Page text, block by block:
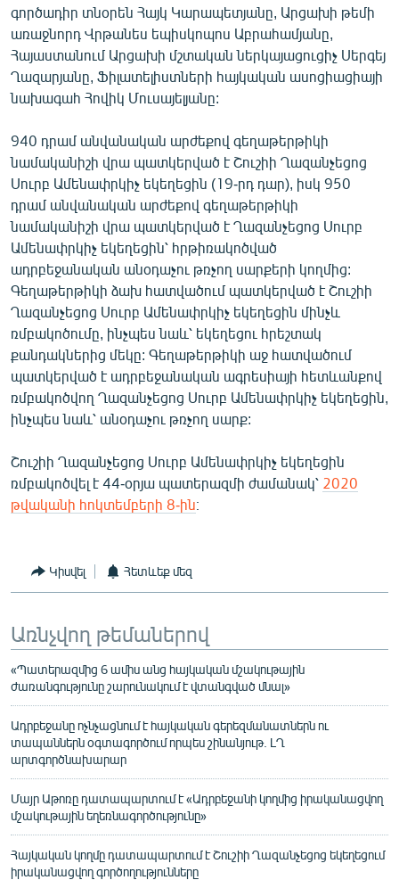
Русский
ՀԵՏԵՎԵՔ ՄԵԶ
«Ազատության» բոլոր կայքերը
գործադիր տնօրեն Հայկ Կարապետյանը, Արցախի թեմի
առաջնորդ Վրթանես եպիսկոպոս Աբրահամյանը,
Հայաստանում Արցախի մշտական ներկայացուցիչ Սերգեյ
Ղազարյանը, Ֆիլատելիստների հայկական ասոցիացիայի
նախագահ Հովիկ Մուսայելյանը:
940 դրամ անվանական արժեքով գեղաթերթիկի
նամականիշի վրա պատկերված է Շուշիի Ղազանչեցոց
Սուրբ Ամենափրկիչ եկեղեցին (19-րդ դար), իսկ 950
դրամ անվանական արժեքով գեղաթերթիկի
նամականիշի վրա պատկերված է Ղազանչեցոց Սուրբ
Ամենափրկիչ եկեղեցին՝ հրթիռակոծված
ադրբեջանական անօդաչու թռչող սարքերի կողմից:
Գեղաթերթիկի ձախ հատվածում պատկերված է Շուշիի
Ղազանչեցոց Սուրբ Ամենափրկիչ եկեղեցին մինչև
ռմբակոծումը, ինչպես նաև՝ եկեղեցու հրեշտակ
քանդակներից մեկը: Գեղաթերթիկի աջ հատվածում
պատկերված է ադրբեջանական ագրեսիայի հետևանքով
ռմբակոծվող Ղազանչեցոց Սուրբ Ամենափրկիչ եկեղեցին,
ինչպես նաև՝ անօդաչու թռչող սարք:
Շուշիի Ղազանչեցոց Սուրբ Ամենափրկիչ եկեղեցին
ռմբակոծվել է 44-օրյա պատերազմի ժամանակ՝ 2020
թվականի հոկտեմբերի 8-ին։
Կիսվել Հետևեք մեզ
Առնչվող թեմաներով
«Պատերազմից 6 ամիս անց հայկական մշակութային
ժառանգությունը շարունակում է վտանգված մնալ»
Ադրբեջանը ոչնչացնում է հայկական գերեզմանատներն ու
տապաններն օգտագործում որպես շինանյութ. ԼՂ
արտգործնախարար
Մայր Աթոռը դատապարտում է «Ադրբեջանի կողմից իրականացվող
մշակութային եղեռնագործությունը»
Հայկական կողմը դատապարտում է Շուշիի Ղազանչեցոց եկեղեցում
իրականացվող գործողությունները